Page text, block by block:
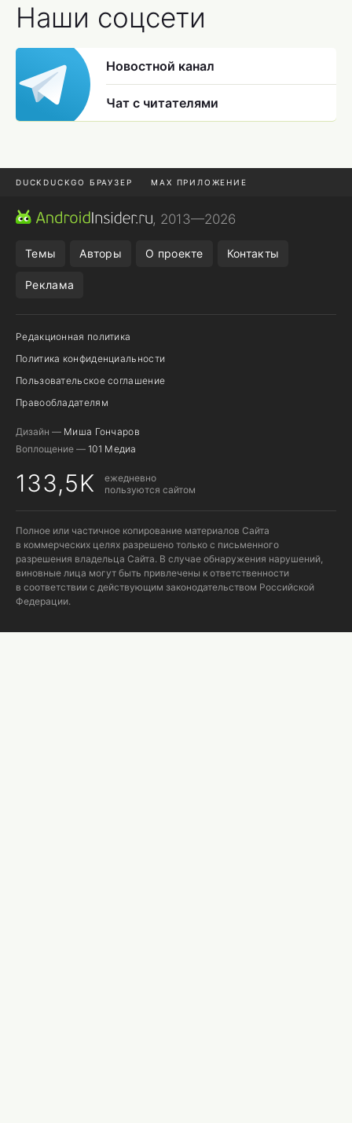
Наши соцсети
Новостной канал
Чат с читателями
DUCKDUCKGO БРАУЗЕР MAX ПРИЛОЖЕНИЕ
ПРИЛОЖЕНИЯ ANDROID
, 2013—2026
Темы Авторы О проекте Контакты
Реклама
Редакционная политика
Политика конфиденциальности
Пользовательское соглашение
Правообладателям
Дизайн — Миша Гончаров
Воплощение — 101 Медиа
133,5K
ежедневно
пользуются сайтом
Полное или частичное копирование материалов Сайта
в коммерческих целях разрешено только с письменного
разрешения владельца Сайта. В случае обнаружения нарушений,
виновные лица могут быть привлечены к ответственности
в соответствии с действующим законодательством Российской
Федерации.